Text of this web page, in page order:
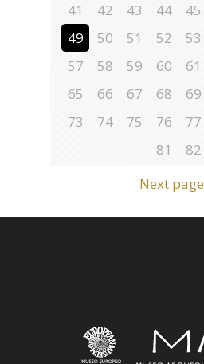
41
42 43 44 45
49
50 51 52 53
57
58 59 60 61
65
66 67 68 69
73
74 75 76 77
81
82
Next page